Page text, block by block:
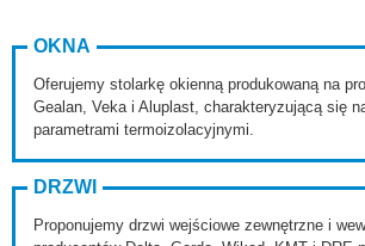
OKNA
Oferujemy stolarkę okienną produkowaną na
Gealan, Veka i Aluplast, charakteryzującą się
parametrami termoizolacyjnymi.
DRZWI
Proponujemy drzwi wejściowe zewnętrzne i